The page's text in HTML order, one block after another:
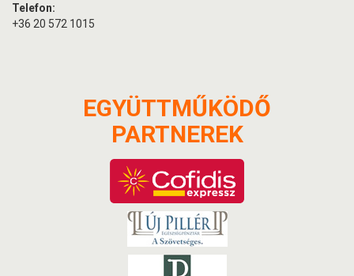
Telefon:
+36 20 572 1015
EGYÜTTMŰKÖDŐ
PARTNEREK